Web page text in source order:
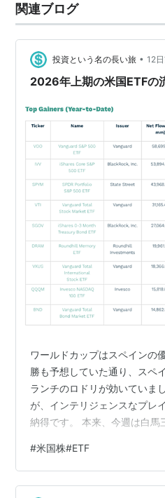
関連ブログ
投資という名の長い旅 • 12
2026年上期の米国ETFの
ワールドカップはスペインの
勝も予想していた通り、スペ
ランチのロドリが効いていま
が、インテリジェンスなプレ
納得です。 本来、今週は白馬
しいということで、山小屋の
ることにしました。 その代わ
日本百名山の谷川岳に行って
#米国株#ETF